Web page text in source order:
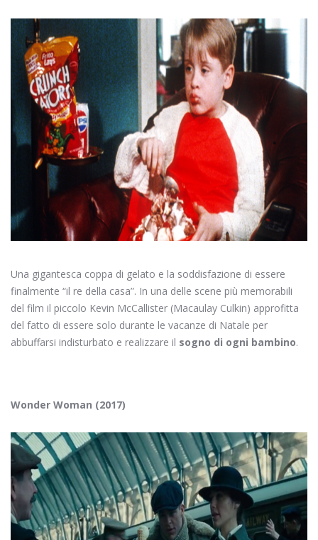
Una gigantesca coppa di gelato e la soddisfazione di essere
finalmente “il re della casa”. In una delle scene più memorabili
del film il piccolo Kevin McCallister (Macaulay Culkin) approfitta
del fatto di essere solo durante le vacanze di Natale per
abbuffarsi indisturbato e realizzare il sogno di ogni bambino.
Wonder Woman (2017)